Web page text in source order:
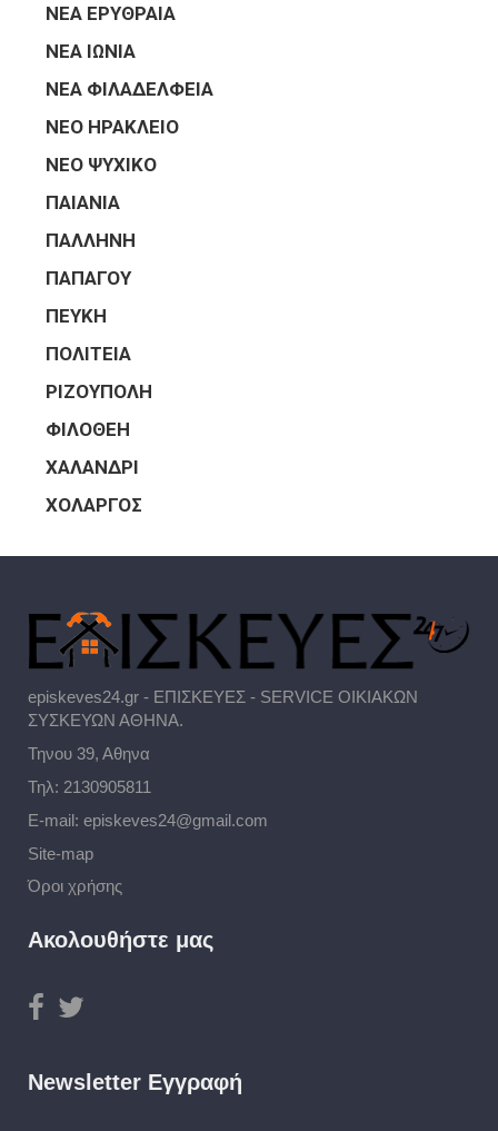
ΝΕΑ ΕΡΥΘΡΑΙΑ
ΝΕΑ ΙΩΝΙΑ
ΝΕΑ ΦΙΛΑΔΕΛΦΕΙΑ
ΝΕΟ ΗΡΑΚΛΕΙΟ
ΝΕΟ ΨΥΧΙΚΟ
ΠΑΙΑΝΙΑ
ΠΑΛΛΗΝΗ
ΠΑΠΑΓΟΥ
ΠΕΥΚΗ
ΠΟΛΙΤΕΙΑ
ΡΙΖΟΥΠΟΛΗ
ΦΙΛΟΘΕΗ
ΧΑΛΑΝΔΡΙ
ΧΟΛΑΡΓΟΣ
episkeves24.gr - ΕΠΙΣΚΕΥΕΣ - SERVICE ΟΙΚΙΑΚΩΝ
ΣΥΣΚΕΥΩΝ ΑΘΗΝΑ.
Τηνου 39, Αθηνα
Τηλ: 2130905811
E-mail: episkeves24@gmail.com
Site-map
Όροι χρήσης
Ακολουθήστε μας
Newsletter Εγγραφή